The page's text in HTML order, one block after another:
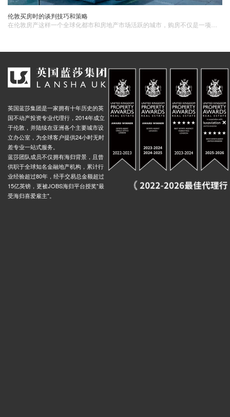
伦敦买房时的谈判技巧和策略
英国蓝莎集团是一家拥有十年历史的英
国不动产投资专业代理行，2014年成立
于伦敦，并陆续在亚洲各个主要城市设
立办公室，为全球客户提供24小时无时
差专业一站式服务。
蓝莎团队成员不仅拥有海归背景，且曾
供职于全球知名金融地产机构，累计行
业经验超过80年，经手交易总金额超过
15亿英镑，更被JOBS海归平台授奖"最
受海归喜爱雇主"。